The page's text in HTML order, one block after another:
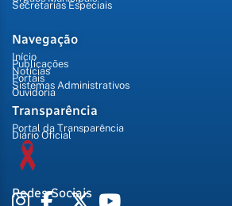
Secretarias Especiais
Navegação
Início
Publicações
Notícias
Portais
Sistemas Administrativos
Ouvidoria
Transparência
Portal da Transparência
Diário Oficial
Redes Sociais